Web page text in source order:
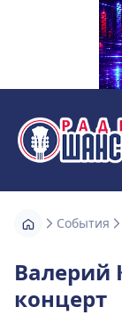
Радио Шансон
События
Валерий
концерт